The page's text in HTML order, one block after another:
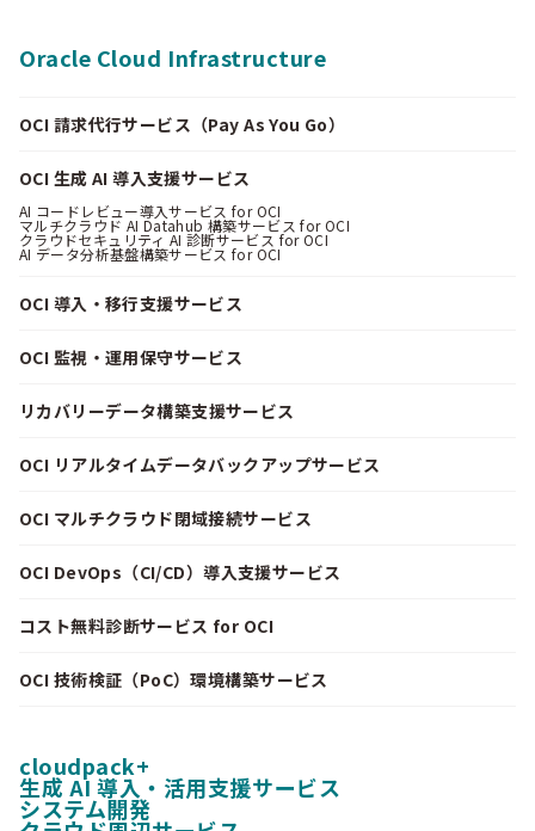
Oracle Cloud Infrastructure
OCI 請求代行サービス（Pay As You Go）
OCI 生成 AI 導入支援サービス
AI コードレビュー導入サービス for OCI
マルチクラウド AI Datahub 構築サービス for OCI
クラウドセキュリティ AI 診断サービス for OCI
AI データ分析基盤構築サービス for OCI
OCI 導入・移行支援サービス
OCI 監視・運用保守サービス
リカバリーデータ構築支援サービス
OCI リアルタイムデータバックアップサービス
OCI マルチクラウド閉域接続サービス
OCI DevOps（CI/CD）導入支援サービス
コスト無料診断サービス for OCI
OCI 技術検証（PoC）環境構築サービス
cloudpack+
生成 AI 導入・活用支援サービス
システム開発